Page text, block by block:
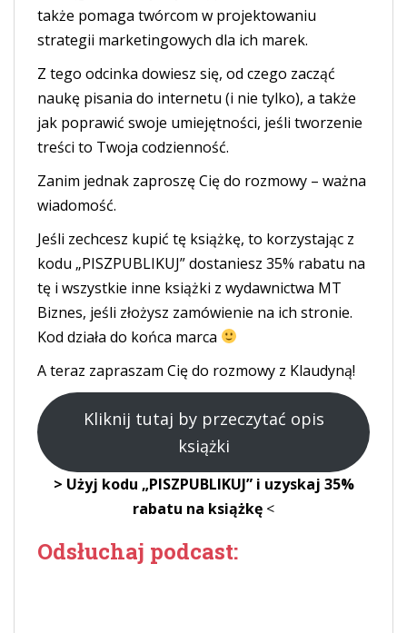
także pomaga twórcom w projektowaniu
strategii marketingowych dla ich marek.
Z tego odcinka dowiesz się, od czego zacząć
naukę pisania do internetu (i nie tylko), a także
jak poprawić swoje umiejętności, jeśli tworzenie
treści to Twoja codzienność.
Zanim jednak zaproszę Cię do rozmowy – ważna
wiadomość.
Jeśli zechcesz kupić tę książkę, to korzystając z
kodu „PISZPUBLIKUJ” dostaniesz 35% rabatu na
tę i wszystkie inne książki z wydawnictwa MT
Biznes, jeśli złożysz zamówienie na ich stronie.
Kod działa do końca marca
A teraz zapraszam Cię do rozmowy z Klaudyną!
Kliknij tutaj by przeczytać opis
książki
> Użyj kodu „PISZPUBLIKUJ” i uzyskaj 35%
rabatu na książkę <
Odsłuchaj podcast: